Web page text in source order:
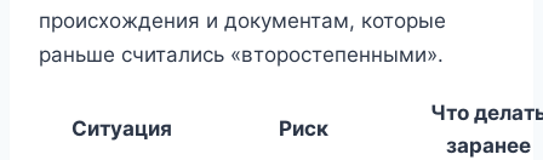
происхождения и документам, которые
раньше считались «второстепенными».
Ситуация Риск
Что
заранее